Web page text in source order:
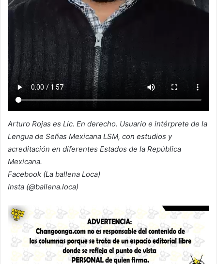
Arturo Rojas es Lic. En derecho. Usuario e intérprete de la
Lengua de Señas Mexicana LSM, con estudios y
acreditación en diferentes Estados de la República
Mexicana.
Facebook (La ballena Loca)
Insta (@ballena.loca)